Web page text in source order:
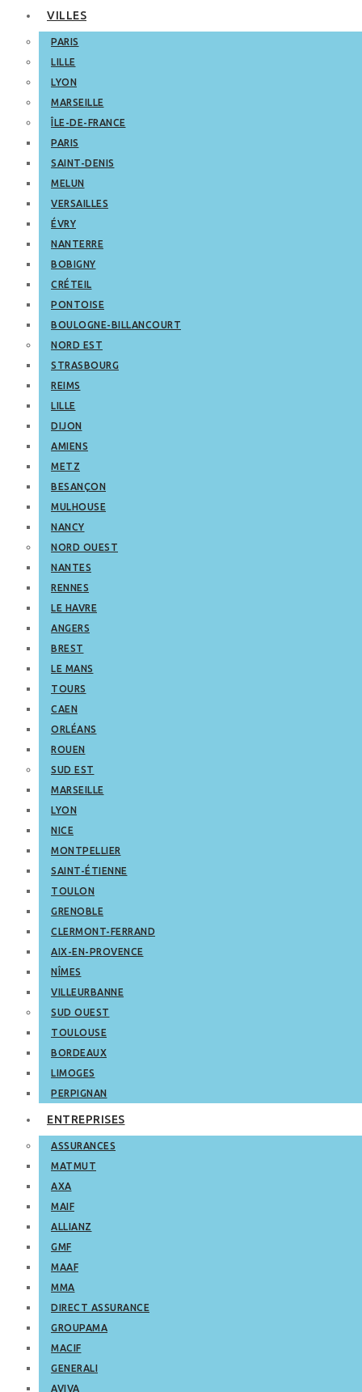
VILLES
PARIS
LILLE
LYON
MARSEILLE
ÎLE-DE-FRANCE
PARIS
SAINT-DENIS
MELUN
VERSAILLES
ÉVRY
NANTERRE
BOBIGNY
CRÉTEIL
PONTOISE
BOULOGNE-BILLANCOURT
NORD EST
STRASBOURG
REIMS
LILLE
DIJON
AMIENS
METZ
BESANÇON
MULHOUSE
NANCY
NORD OUEST
NANTES
RENNES
LE HAVRE
ANGERS
BREST
LE MANS
TOURS
CAEN
ORLÉANS
ROUEN
SUD EST
MARSEILLE
LYON
NICE
MONTPELLIER
SAINT-ÉTIENNE
TOULON
GRENOBLE
CLERMONT-FERRAND
AIX-EN-PROVENCE
NÎMES
VILLEURBANNE
SUD OUEST
TOULOUSE
BORDEAUX
LIMOGES
PERPIGNAN
ENTREPRISES
ASSURANCES
MATMUT
AXA
MAIF
ALLIANZ
GMF
MAAF
MMA
DIRECT ASSURANCE
GROUPAMA
MACIF
GENERALI
AVIVA